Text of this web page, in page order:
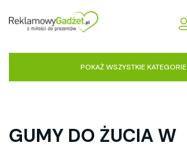
POKAŻ WSZYSTKIE KATEGORIE
GUMY DO ŻUCIA W